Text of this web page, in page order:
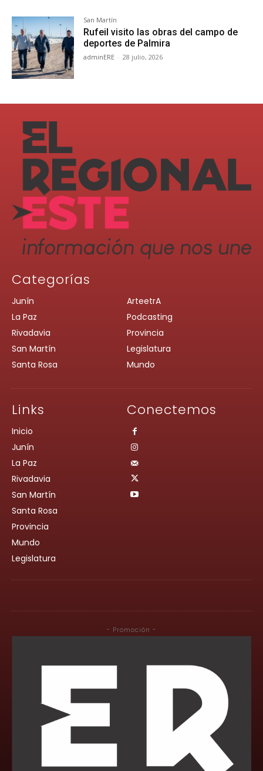
San Martín
Rufeil visito las obras del campo de
deportes de Palmira
adminERE - 28 julio, 2026
Categorías
Junín
La Paz
Rivadavia
San Martín
Santa Rosa
ArteetrA
Podcasting
Provincia
Legislatura
Mundo
Links
Inicio
Junín
La Paz
Rivadavia
San Martín
Santa Rosa
Provincia
Mundo
Legislatura
Conectemos
- Promoción -